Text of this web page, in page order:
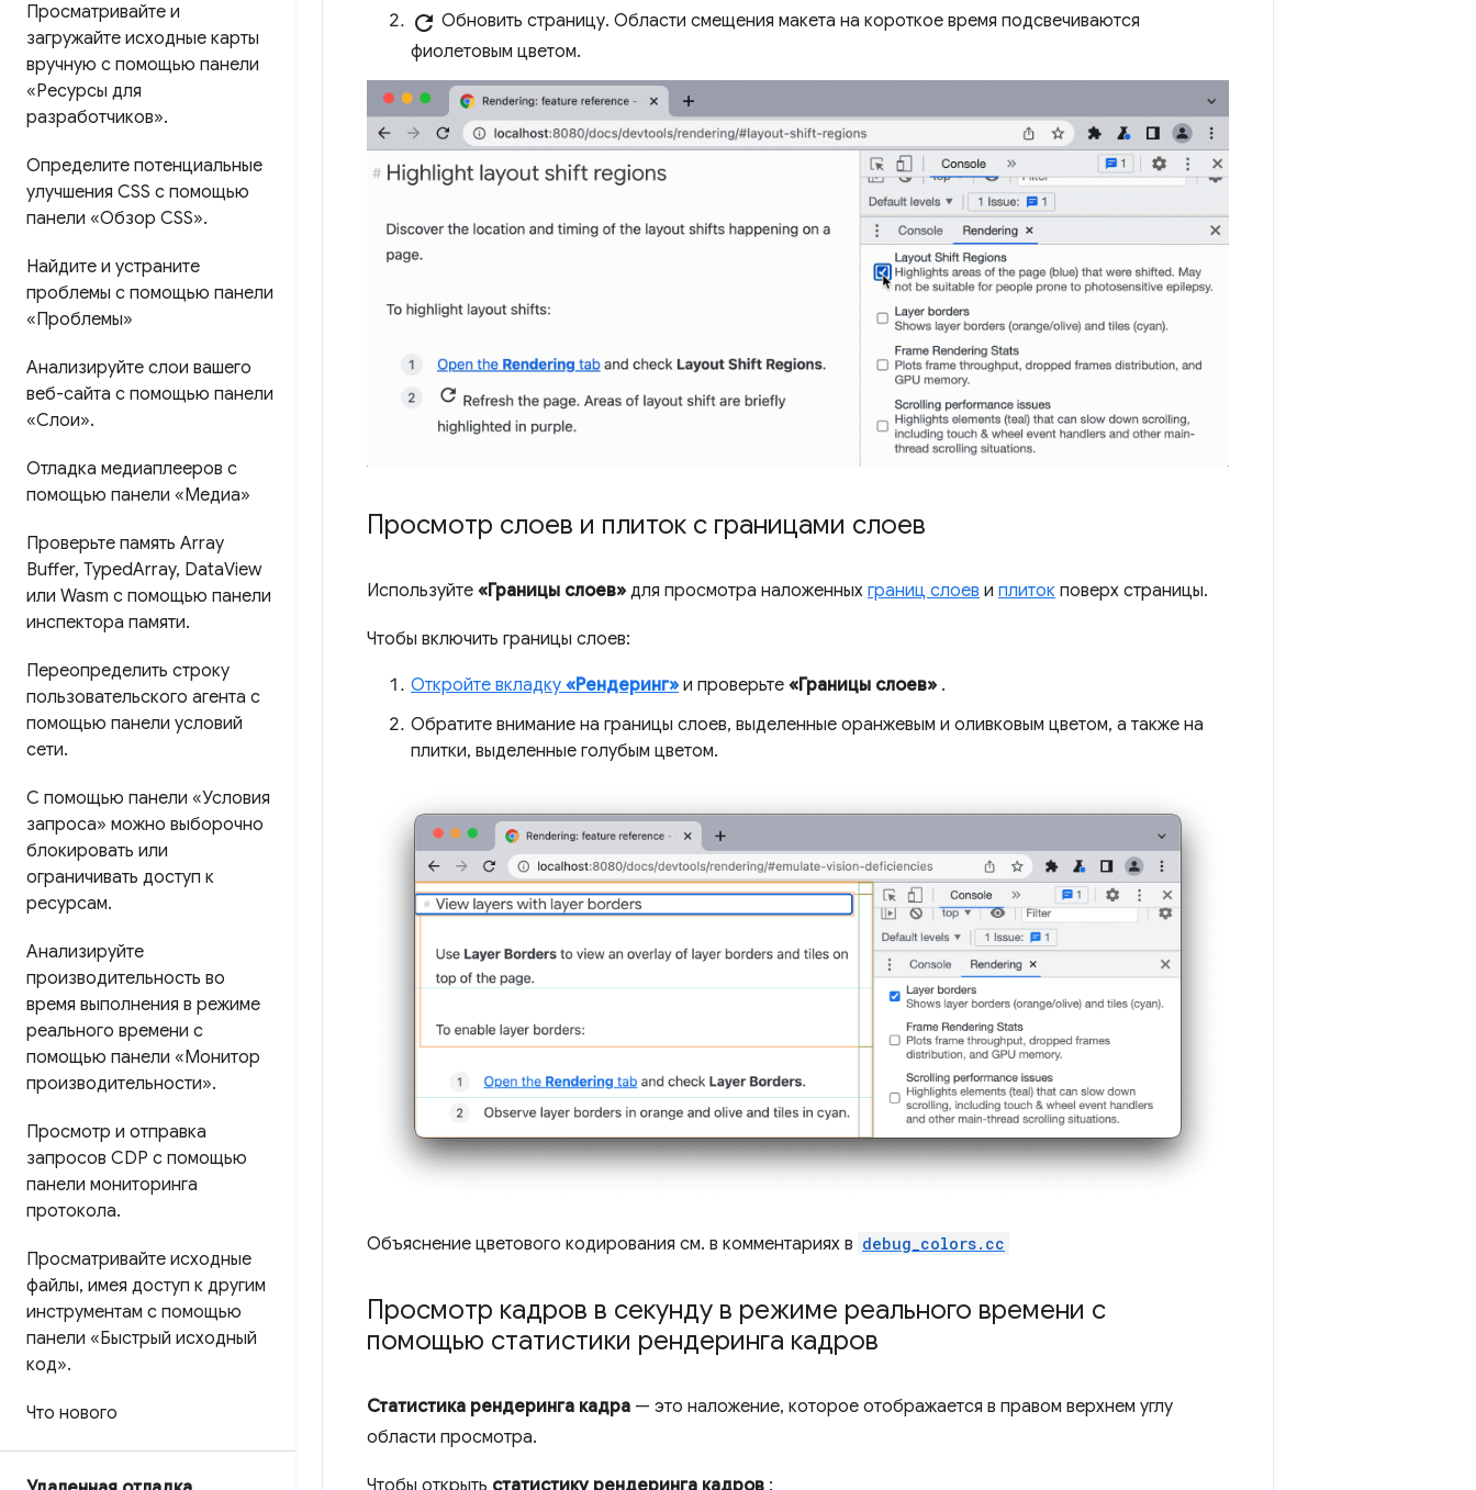
Просматривайте и
загружайте исходные карты
вручную с помощью панели
«Ресурсы для
разработчиков».
Определите потенциальные
улучшения CSS с помощью
панели «Обзор CSS».
Найдите и устраните
проблемы с помощью панели
«Проблемы»
Анализируйте слои вашего
веб-сайта с помощью панели
«Слои».
Отладка медиаплееров с
помощью панели «Медиа»
Проверьте память Array
Buffer, TypedArray, DataView
или Wasm с помощью панели
инспектора памяти.
Переопределить строку
пользовательского агента с
помощью панели условий
сети.
С помощью панели «Условия
запроса» можно выборочно
блокировать или
ограничивать доступ к
ресурсам.
Анализируйте
производительность во
время выполнения в режиме
реального времени с
помощью панели «Монитор
производительности».
Просмотр и отправка
запросов CDP с помощью
панели мониторинга
протокола.
Просматривайте исходные
файлы, имея доступ к другим
инструментам с помощью
панели «Быстрый исходный
код».
Что нового
refresh Обновить страницу. Области смещения макета на короткое время подсвечиваются
фиолетовым цветом.
Просмотр слоев и плиток с границами слоев
Используйте «Границы слоев» для просмотра наложенных границ слоев и плиток поверх страницы.
Чтобы включить границы слоев:
Откройте вкладку «Рендеринг» и проверьте «Границы слоев» .
Обратите внимание на границы слоев, выделенные оранжевым и оливковым цветом, а также на
плитки, выделенные голубым цветом.
Объяснение цветового кодирования см. в комментариях в debug_colors.cc
Просмотр кадров в секунду в режиме реального времени с
помощью статистики рендеринга кадров
Статистика рендеринга кадра — это наложение, которое отображается в правом верхнем углу
области просмотра.
Чтобы открыть статистику рендеринга кадров :